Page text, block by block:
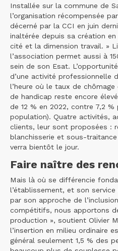
Installée sur la commune de
l’organisation récompensée
décerné par la CCI en juin
inaltérée depuis sa création en
cité et la dimension travail. »
l’association permet aussi à
sein de son Esat.
d’une activité professionnelle
l’heure où le taux de
de handicap reste encore
de 12 % en 2022, contre 7,2 %
population). Quatre activités,
clients, leur sont proposées :
blanchisserie et sous-
verra bientôt le jour.
Faire naître des
Mais là où se différencie
l’établissement, et son service
par son approche de
compétitifs, nous apportons
production », soutient Olivier
l’insertion en milieu ordinaire
général seulement 1,5 % des